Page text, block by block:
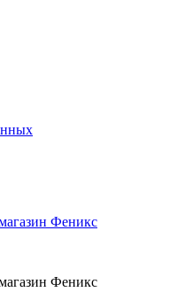
Феникс
Феникс